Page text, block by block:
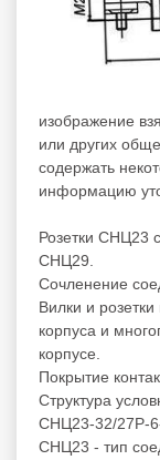
изображение
или других
содержать
информацию
Розетки СНЦ23
СНЦ29.
Сочленение
Вилки и
корпуса и
корпусе.
Покрытие
Структура
СНЦ23-32/27Р-
СНЦ23 - тип